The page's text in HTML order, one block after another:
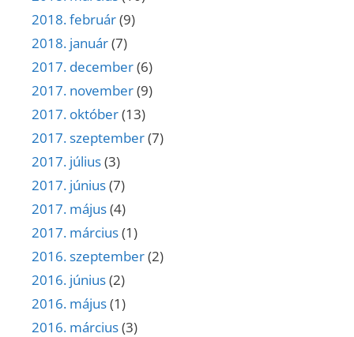
2018. február(9)
2018. január(7)
2017. december(6)
2017. november(9)
2017. október(13)
2017. szeptember(7)
2017. július(3)
2017. június(7)
2017. május(4)
2017. március(1)
2016. szeptember(2)
2016. június(2)
2016. május(1)
2016. március(3)